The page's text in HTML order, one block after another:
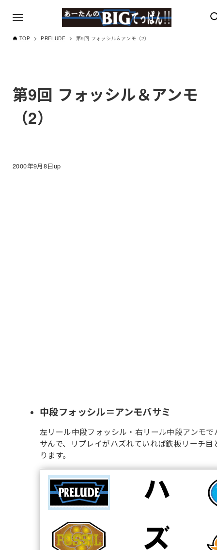
TOP PRELUDE 第9回 フォッシル＆アンモ（2）
第9回 フォッシル＆アンモ
（2）
2000年9月8日up
中段フォッシル＝アンモバサミ
左リール中段フォッシル・右リール中段アンモで
サんで、リプレイがハズれていれば鉄板リーチ目
ります。